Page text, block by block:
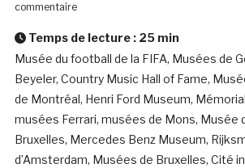
commentaire
Temps de lecture : 25 min
Musée du football de la FIFA, Musées de
Beyeler, Country Music Hall of Fame,
de Montréal, Henri Ford Museum,
musées Ferrari, musées de Mons, Musée
Bruxelles, Mercedes Benz Museum,
d’Amsterdam, Musées de Bruxelles, Cité